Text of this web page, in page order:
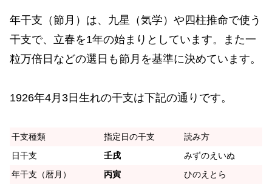
年干支（節月）は、九星（気学）や四柱推命で使う
干支で、立春を1年の始まりとしています。また一
粒万倍日などの選日も節月を基準に決めています。
1926年4月3日生れの干支は下記の通りです。
干支種類 指定日の干支
読み方
日干支
壬戌
みずのえいぬ
年干支（暦月）
丙寅
ひのえとら